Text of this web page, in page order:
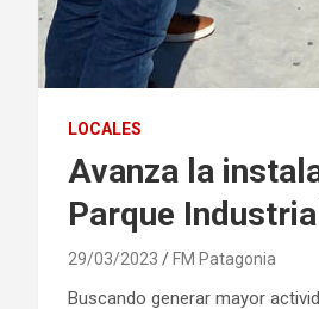
LOCALES
Avanza la
Parque
29/03/2023 FM Patagonia
Buscando generar mayor